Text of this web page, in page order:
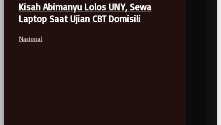
Kisah Abimanyu Lolos UNY, Sewa
Laptop Saat Ujian CBT Domisili
Nasional